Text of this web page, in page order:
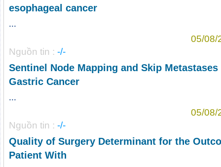
esophageal cancer
...
05/08/
Nguồn tin : -/-
Sentinel Node Mapping and Skip
Gastric Cancer
...
05/08/
Nguồn tin : -/-
Quality of Surgery Determinant for the
Patient With